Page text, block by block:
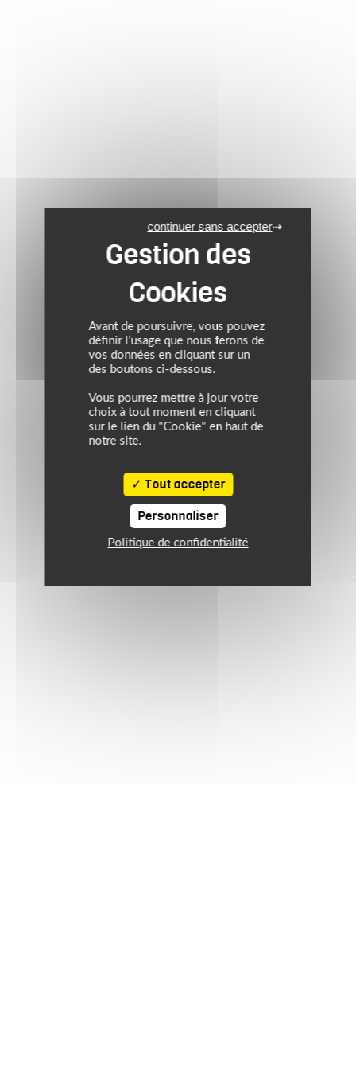
Avant de poursuivre, vous pouvez
définir l’usage que nous ferons de
vos données en cliquant sur un
des boutons ci-dessous.
Vous pourrez mettre à jour votre
choix à tout moment en cliquant
sur le lien du "Cookie" en haut de
notre site.
Tout accepter
continuer sans accepter
Personnaliser
Politique de confidentialité